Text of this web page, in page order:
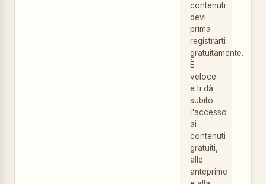
contenuti
devi
prima
registrarti
gratuitamente.
È
veloce
e ti dà
subito
l'accesso
ai
contenuti
gratuiti,
alle
anteprime